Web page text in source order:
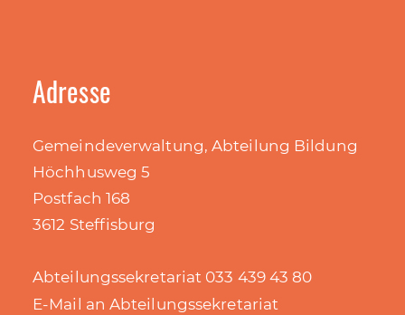
Adresse
Gemeindeverwaltung, Abteilung Bildung
Höchhusweg 5
Postfach 168
3612 Steffisburg
Abteilungssekretariat 033 439 43 80
E-Mail an Abteilungssekretariat